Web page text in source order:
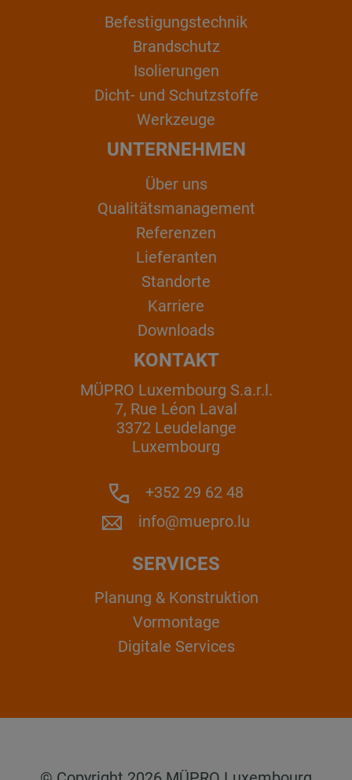
Befestigungstechnik
Brandschutz
Isolierungen
Dicht- und Schutzstoffe
Werkzeuge
UNTERNEHMEN
Über uns
Qualitätsmanagement
Referenzen
Lieferanten
Standorte
Karriere
Downloads
KONTAKT
MÜPRO Luxembourg S.a.r.l.
7, Rue Léon Laval
3372 Leudelange
Luxembourg
+352 29 62 48
info@muepro.lu
SERVICES
Planung & Konstruktion
Vormontage
Digitale Services